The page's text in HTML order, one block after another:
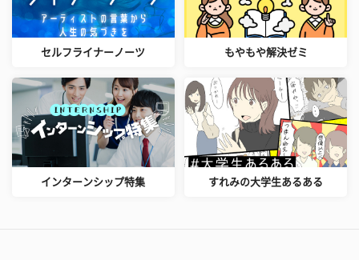
セルフライナーノーツ もやもや解決ゼミ
インターンシップ特集 すれみの大学生あるある